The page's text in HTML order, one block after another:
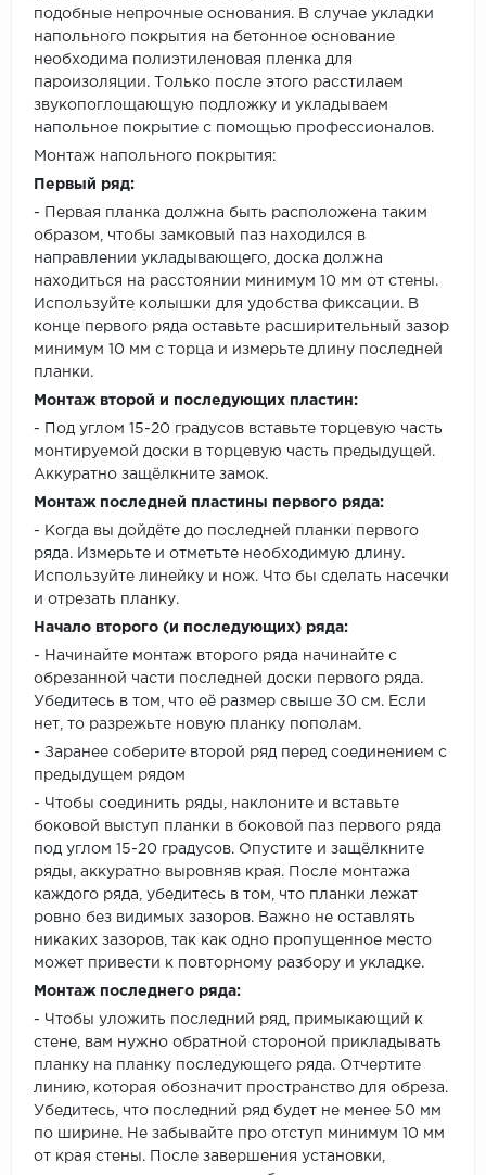
подобные непрочные основания. В случае укладки
напольного покрытия на бетонное основание
необходима полиэтиленовая пленка для
пароизоляции. Только после этого расстилаем
звукопоглощающую подложку и укладываем
напольное покрытие с помощью профессионалов.
Монтаж напольного покрытия:
Первый ряд:
- Первая планка должна быть расположена таким
образом, чтобы замковый паз находился в
направлении укладывающего, доска должна
находиться на расстоянии минимум 10 мм от стены.
Используйте колышки для удобства фиксации. В
конце первого ряда оставьте расширительный зазор
минимум 10 мм с торца и измерьте длину последней
планки.
Монтаж второй и последующих пластин:
- Под углом 15-20 градусов вставьте торцевую часть
монтируемой доски в торцевую часть предыдущей.
Аккуратно защёлкните замок.
Монтаж последней пластины первого ряда:
- Когда вы дойдёте до последней планки первого
ряда. Измерьте и отметьте необходимую длину.
Используйте линейку и нож. Что бы сделать насечки
и отрезать планку.
Начало второго (и последующих) ряда:
- Начинайте монтаж второго ряда начинайте с
обрезанной части последней доски первого ряда.
Убедитесь в том, что её размер свыше 30 см. Если
нет, то разрежьте новую планку пополам.
- Заранее соберите второй ряд перед соединением с
предыдущем рядом
- Чтобы соединить ряды, наклоните и вставьте
боковой выступ планки в боковой паз первого ряда
под углом 15-20 градусов. Опустите и защёлкните
ряды, аккуратно выровняв края. После монтажа
каждого ряда, убедитесь в том, что планки лежат
ровно без видимых зазоров. Важно не оставлять
никаких зазоров, так как одно пропущенное место
может привести к повторному разбору и укладке.
Монтаж последнего ряда:
- Чтобы уложить последний ряд, примыкающий к
стене, вам нужно обратной стороной прикладывать
планку на планку последующего ряда. Отчертите
линию, которая обозначит пространство для обреза.
Убедитесь, что последний ряд будет не менее 50 мм
по ширине. Не забывайте про отступ минимум 10 мм
от края стены. После завершения установки,